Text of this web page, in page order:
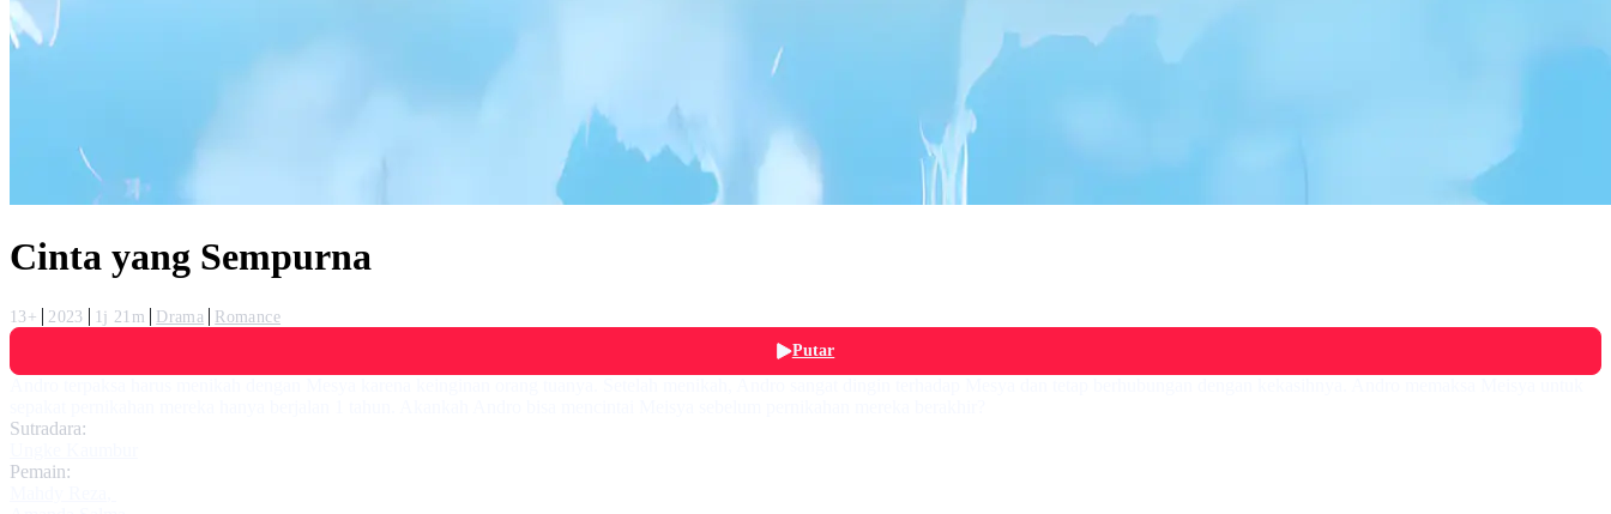
Cinta yang Sempurna
13+ 2023 1j 21m Drama
Romance
Putar
Sutradara:
Pemain: